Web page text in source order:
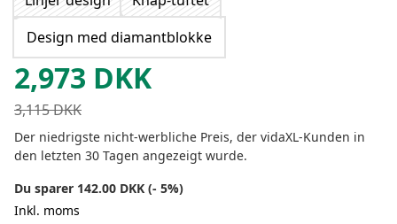
Design med diamantblokke
2,973 DKK
3,115DKK
Der niedrigste nicht-werbliche Preis, der vidaXL-Kunden in
den letzten 30 Tagen angezeigt wurde.
Du sparer 142.00 DKK (- 5%)
Inkl. moms